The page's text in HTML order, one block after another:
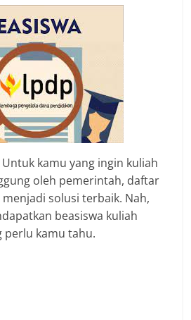
kamu yang ingin kuliah
oleh pemerintah, daftar
menjadi solusi terbaik. Nah,
beasiswa kuliah
perlu kamu tahu.